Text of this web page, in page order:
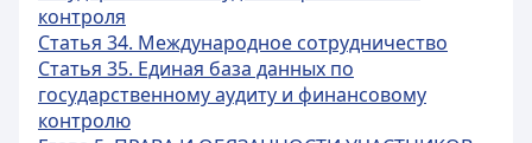
контроля
Статья 34. Международное сотрудничество
Статья 35. Единая база данных по
государственному аудиту и финансовому
контролю